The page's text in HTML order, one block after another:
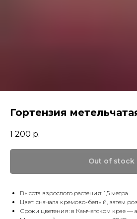
Гортензия
1 200 р.
Out of stock
Высота взрослого растения: 1,5 метра
Цвет: сначала кремово-белый, затем
Сроки цветения: в Камчатском крае —